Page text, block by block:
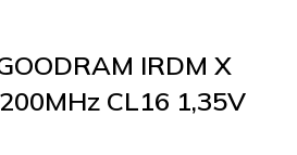
IRDM X
CL16 1,35V